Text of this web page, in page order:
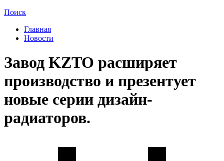
Поиск
Главная
Новости
Завод KZTO расширяет
производство и презентует
новые серии дизайн-
радиаторов.